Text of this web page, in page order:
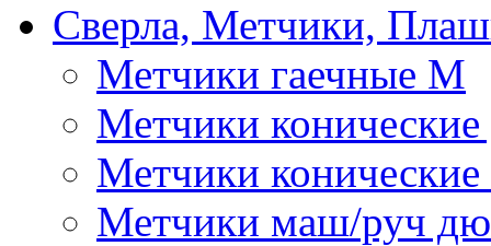
Сверла, Метчики,
Метчики гаечные М
Метчики
Метчики
Метчики маш/руч